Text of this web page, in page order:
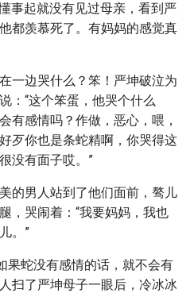
事起就没有见过母亲，看到严
都羡慕死了。有妈妈的感觉真
一边哭什么？笨！严坤破泣为
：“这个笨蛋，他哭个什么
有感情吗？作做，恶心，喂，
歹你也是条蛇精啊，你哭得这
没有面子哎。”
的男人站到了他们面前，骜儿
，哭闹着：“我要妈妈，我也
。”
果蛇没有感情的话，就不会有
扫了严坤母子一眼后，冷冰冰